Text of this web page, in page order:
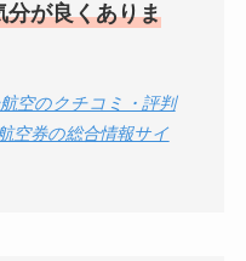
分が良くありま
空のクチコミ・評判
空券の総合情報サイ